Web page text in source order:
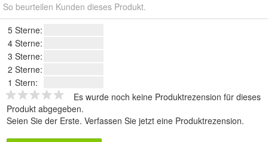
So beurteilen Kunden dieses Produkt.
5 Sterne:
4 Sterne:
3 Sterne:
2 Sterne:
1 Stern:
Es wurde noch keine Produktrezension für dieses
Produkt abgegeben.
Seien Sie der Erste. Verfassen Sie jetzt eine Produktrezension.